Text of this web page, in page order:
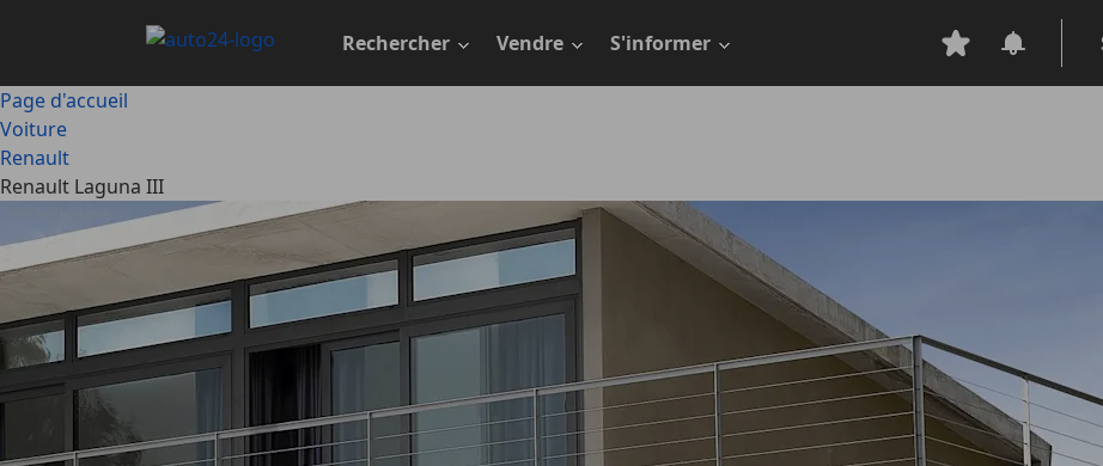
principal
Rechercher Vendre S'informer
Page d'accueil
Voiture
Renault
Renault Laguna III